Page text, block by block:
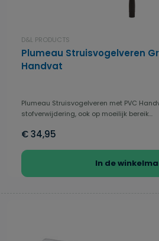
D&L PRODUCTS
Plumeau Struisvogelveren
Handvat
Plumeau Struisvogelveren met PVC
stofverwijdering, ook op moeilijk bereik...
€ 34,95
In de